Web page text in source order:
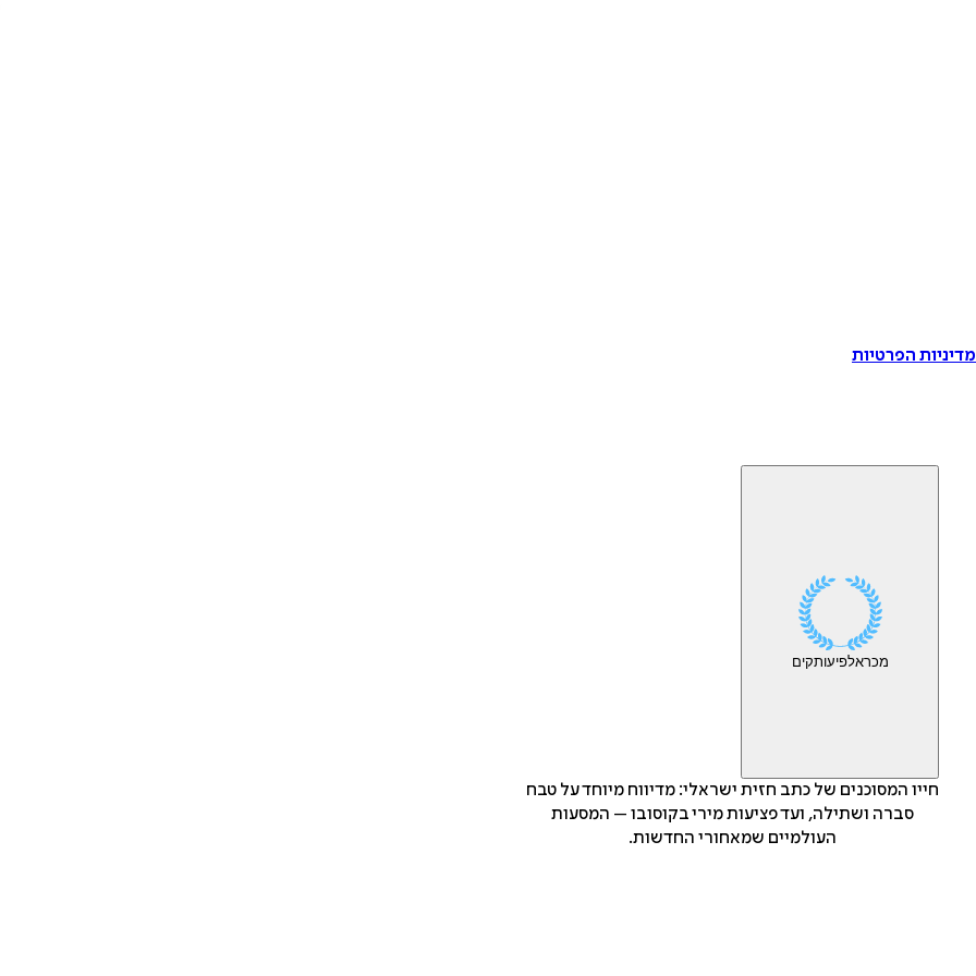
הפרטיות
מכראלפיעותקים
חייו המסוכנים של כתב חזית ישראלי: מדיווח מיוחד על טבח
סברה ושתילה, ועד פציעות מירי בקוסובו – המסעות
העולמיים שמאחורי החדשות.